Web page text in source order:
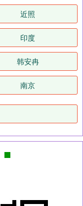
近照
印度
韩安冉
南京